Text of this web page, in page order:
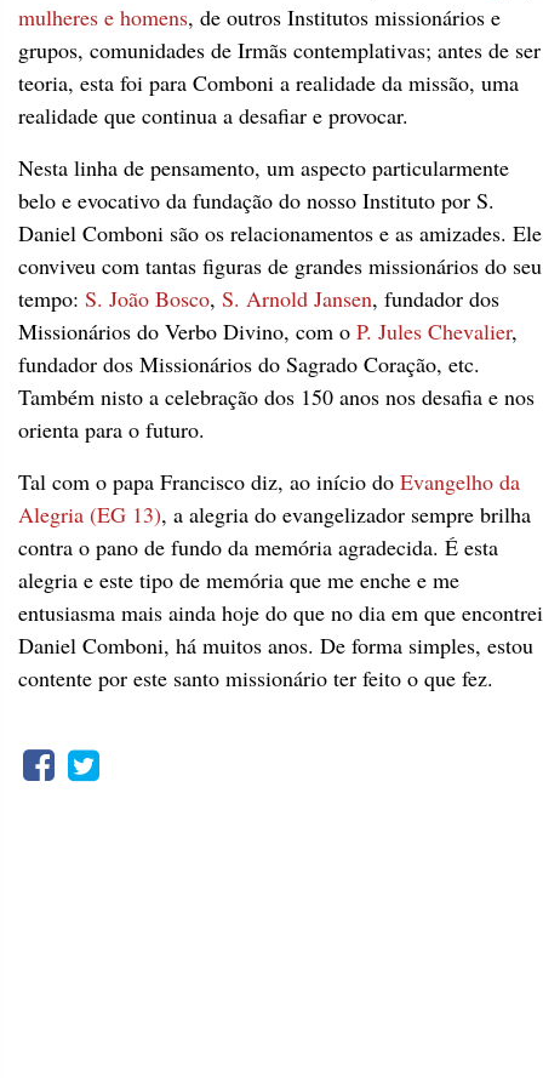
mulheres e homens, de outros Institutos missionários e
grupos, comunidades de Irmãs contemplativas; antes de ser
teoria, esta foi para Comboni a realidade da missão, uma
realidade que continua a desafiar e provocar.
Nesta linha de pensamento, um aspecto particularmente
belo e evocativo da fundação do nosso Instituto por S.
Daniel Comboni são os relacionamentos e as amizades. Ele
conviveu com tantas figuras de grandes missionários do seu
tempo: S. João Bosco, S. Arnold Jansen, fundador dos
Missionários do Verbo Divino, com o P. Jules Chevalier,
fundador dos Missionários do Sagrado Coração, etc.
Também nisto a celebração dos 150 anos nos desafia e nos
orienta para o futuro.
Tal com o papa Francisco diz, ao início do Evangelho da
Alegria (EG 13), a alegria do evangelizador sempre brilha
contra o pano de fundo da memória agradecida. É esta
alegria e este tipo de memória que me enche e me
entusiasma mais ainda hoje do que no dia em que encontrei
Daniel Comboni, há muitos anos. De forma simples, estou
contente por este santo missionário ter feito o que fez.